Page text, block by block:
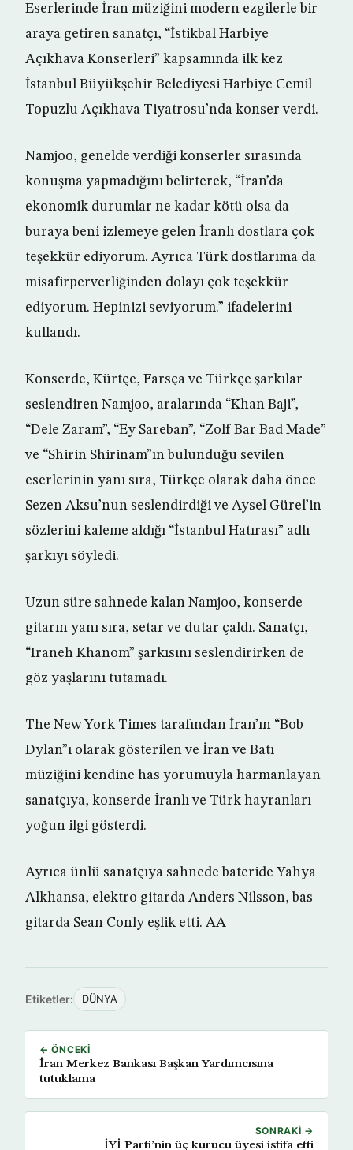
Eserlerinde İran müziğini modern ezgilerle bir
araya getiren sanatçı, “İstikbal Harbiye
Açıkhava Konserleri” kapsamında ilk kez
İstanbul Büyükşehir Belediyesi Harbiye Cemil
Topuzlu Açıkhava Tiyatrosu’nda konser verdi.
Namjoo, genelde verdiği konserler sırasında
konuşma yapmadığını belirterek, “İran’da
ekonomik durumlar ne kadar kötü olsa da
buraya beni izlemeye gelen İranlı dostlara çok
teşekkür ediyorum. Ayrıca Türk dostlarıma da
misafirperverliğinden dolayı çok teşekkür
ediyorum. Hepinizi seviyorum.” ifadelerini
kullandı.
Konserde, Kürtçe, Farsça ve Türkçe şarkılar
seslendiren Namjoo, aralarında “Khan Baji”,
“Dele Zaram”, “Ey Sareban”, “Zolf Bar Bad Made”
ve “Shirin Shirinam”ın bulunduğu sevilen
eserlerinin yanı sıra, Türkçe olarak daha önce
Sezen Aksu’nun seslendirdiği ve Aysel Gürel’in
sözlerini kaleme aldığı “İstanbul Hatırası” adlı
şarkıyı söyledi.
Uzun süre sahnede kalan Namjoo, konserde
gitarın yanı sıra, setar ve dutar çaldı. Sanatçı,
“Iraneh Khanom” şarkısını seslendirirken de
göz yaşlarını tutamadı.
The New York Times tarafından İran’ın “Bob
Dylan”ı olarak gösterilen ve İran ve Batı
müziğini kendine has yorumuyla harmanlayan
sanatçıya, konserde İranlı ve Türk hayranları
yoğun ilgi gösterdi.
Ayrıca ünlü sanatçıya sahnede bateride Yahya
Alkhansa, elektro gitarda Anders Nilsson, bas
gitarda Sean Conly eşlik etti. AA
Etiketler: DÜNYA
← ÖNCEKI
İran Merkez Bankası Başkan Yardımcısına
tutuklama
SONRAKI →
İYİ Parti’nin üç kurucu üyesi istifa etti